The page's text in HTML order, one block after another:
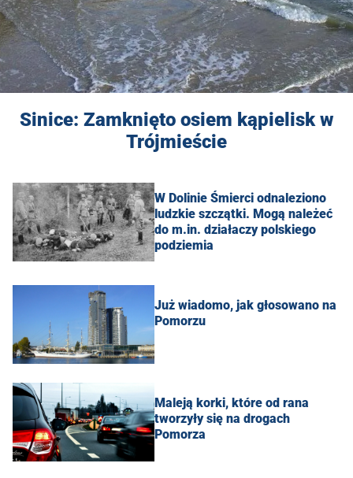
Sinice: Zamknięto osiem kąpielisk w
Trójmieście
W Dolinie Śmierci odnaleziono
ludzkie szczątki. Mogą należeć
do m.in. działaczy polskiego
podziemia
Już wiadomo, jak głosowano na
Pomorzu
Maleją korki, które od rana
tworzyły się na drogach
Pomorza